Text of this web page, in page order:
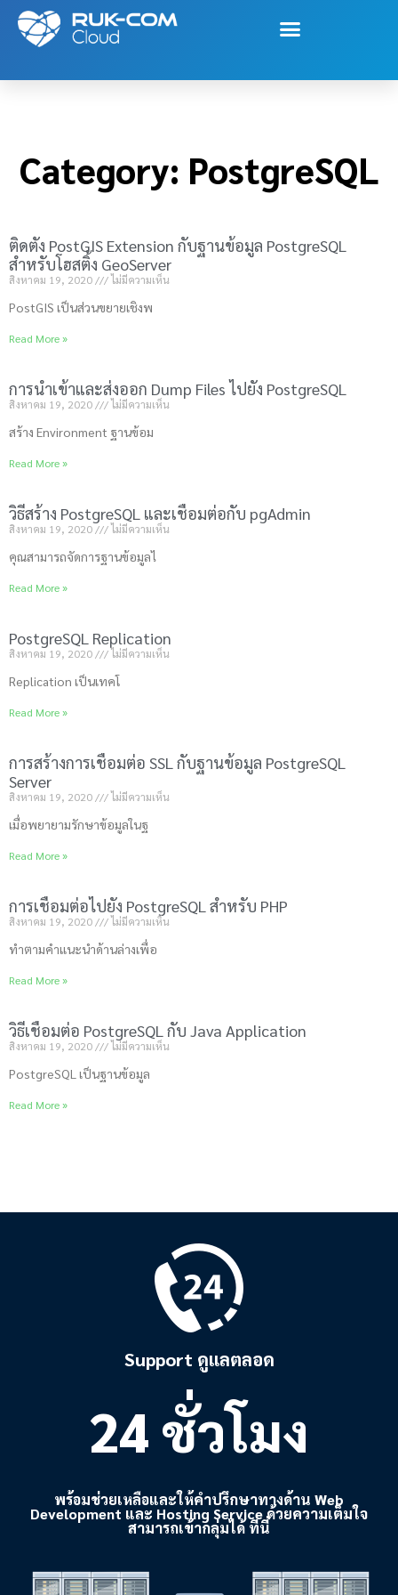
Category: PostgreSQL
Category: PostgreSQL
ติดตั้ง PostGIS Extension กับฐานข้อมูล PostgreSQL
สำหรับโฮสติ้ง GeoServer
สิงหาคม 19, 2020 ไม่มีความเห็น
PostGIS เป็นส่วนขยายเชิงพ
Read More »
การนำเข้าและส่งออก Dump Files ไปยัง PostgreSQL
สิงหาคม 19, 2020 ไม่มีความเห็น
สร้าง Environment ฐานข้อม
Read More »
วิธีสร้าง PostgreSQL และเชื่อมต่อกับ pgAdmin
สิงหาคม 19, 2020 ไม่มีความเห็น
คุณสามารถจัดการฐานข้อมูลไ
Read More »
PostgreSQL Replication
สิงหาคม 19, 2020 ไม่มีความเห็น
Replication เป็นเทคโ
Read More »
การสร้างการเชื่อมต่อ SSL กับฐานข้อมูล PostgreSQL
Server
สิงหาคม 19, 2020 ไม่มีความเห็น
เมื่อพยายามรักษาข้อมูลในฐ
Read More »
การเชื่อมต่อไปยัง PostgreSQL สำหรับ PHP
สิงหาคม 19, 2020 ไม่มีความเห็น
ทำตามคำแนะนำด้านล่างเพื่อ
Read More »
วิธีเชื่อมต่อ PostgreSQL กับ Java Application
สิงหาคม 19, 2020 ไม่มีความเห็น
PostgreSQL เป็นฐานข้อมูล
Read More »
Support ดูแลตลอด
24 ชั่วโมง
พร้อมช่วยเหลือและให้คำปรึกษาทางด้าน Web
Development และ Hosting Service ด้วยความเต็มใจ
สามารถเข้ากลุ่มได้ ที่นี่